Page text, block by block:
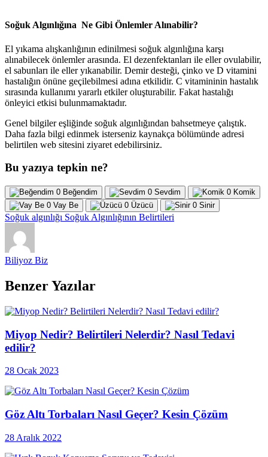
Soğuk Algınlığına Ne Gibi Önlemler Alınabilir?
El yıkama alışkanlığının edinilmesi soğuk algınlığına karşı
alınabilecek önlemler arasında. El dezenfektanları ile eller ovulabilir,
el sabunları ile eller yıkanabilir. Demir desteği, çinko ve D vitamini
hastalığın önüne geçilebilmesi adına etkilidir. C vitamininin hastalık
sırasında kullanımı yararlı etkiler oluşturabilir. Fakat hastalığı
önleyici etkisi bulunmamaktadır.
Genel bilgiler eşliğinde soğuk algınlığından bahsetmeye çalıştık.
Daha fazla bilgi edinmek isterseniz kaynakça bölümünde adresi
belirtilen web sitesini ziyaret edebilirsiniz.
Bu yazıya tepkin ne?
0 Beğendim 0 Sevdim 0 Komik
0 Vay Be 0 Üzücü 0 Sinir
Soğuk algınlığı Soğuk Algınlığının Belirtileri
Biliyoz Biz
Benzer Yazılar
Miyop Nedir? Belirtileri Nelerdir? Nasıl Tedavi
edilir?
28 Ocak 2023
Göz Altı Torbaları Nasıl Geçer? Kesin Çözüm
28 Aralık 2022